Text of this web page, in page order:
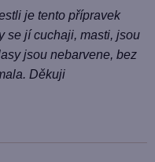
je tento přípravek
se jí cuchaji, masti, jsou
jsou nebarvene, bez
Děkuji